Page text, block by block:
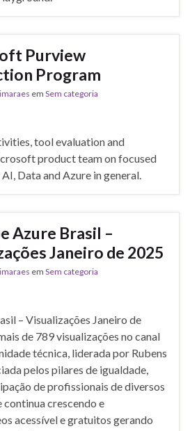
Purview
Program
em Sem categoria
tool evaluation and
product team on focused
Data and Azure in general.
Azure Brasil –
Janeiro de 2025
em Sem categoria
– Visualizações Janeiro de
de 789 visualizações no canal
técnica, liderada por Rubens
pelos pilares de igualdade,
de profissionais de diversos
continua crescendo e
acessível e gratuitos gerando